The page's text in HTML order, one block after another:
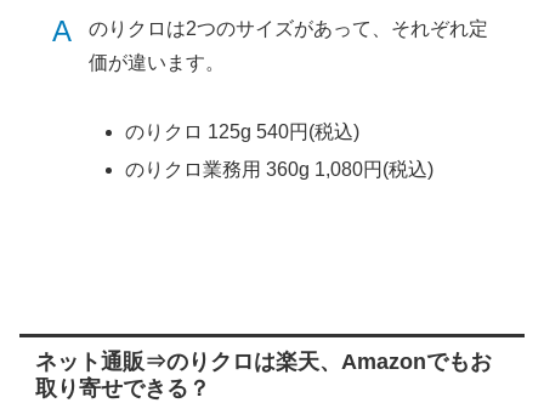
A
のりクロは2つのサイズがあって、それぞれ定
価が違います。
のりクロ 125g 540円(税込)
のりクロ業務用 360g 1,080円(税込)
ネット通販⇒のりクロは楽天、Amazonでもお
取り寄せできる？